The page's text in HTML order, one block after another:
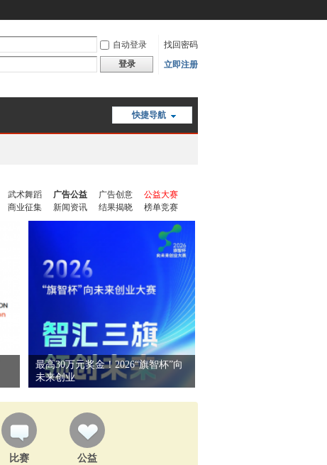
自动登录
找回密码
登录 立即注册
快捷导航
武术舞蹈 广告公益 广告创意
公益大赛
商业征集 新闻资讯 结果揭晓 榜单竞赛
最高30万元奖金！2026“旗智杯”向
未来创业
比赛 公益